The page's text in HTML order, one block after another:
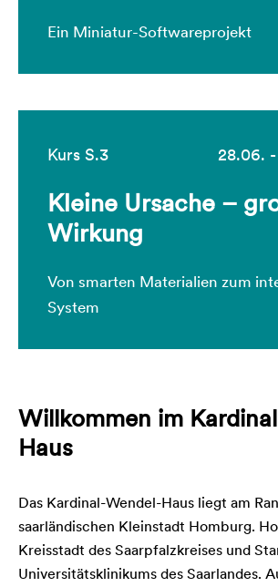
Ein Miniatur-Softwareprojekt
Kurs S.3 28.06.
Kleine Ursache –
Wirkung
Von smarten Materialien zum
System
Willkommen im
Haus
Das Kardinal-Wendel-Haus liegt am
saarländischen Kleinstadt Homburg.
Kreisstadt des Saarpfalzkreises und
Universitätsklinikums des Saarlandes.